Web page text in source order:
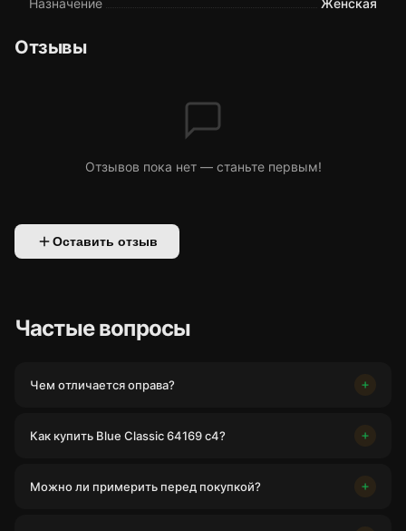
Назначение Женская
Отзывы
Отзывов пока нет — станьте первым!
Оставить отзыв
Частые вопросы
Чем отличается оправа?
Как купить Blue Classic 64169 c4?
Можно ли примерить перед покупкой?